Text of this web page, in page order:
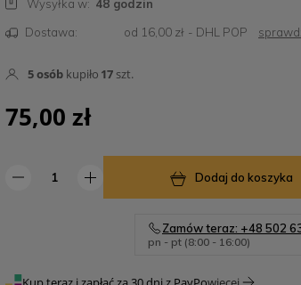
Wysyłka w: 48 godzin
Dostawa:
od 16,00 zł - DHL POP
5osób kupiło 17 szt.
75,00 zł
Dodaj do koszyka
Zamów teraz: +48 502
pn - pt (8:00 - 16:00)